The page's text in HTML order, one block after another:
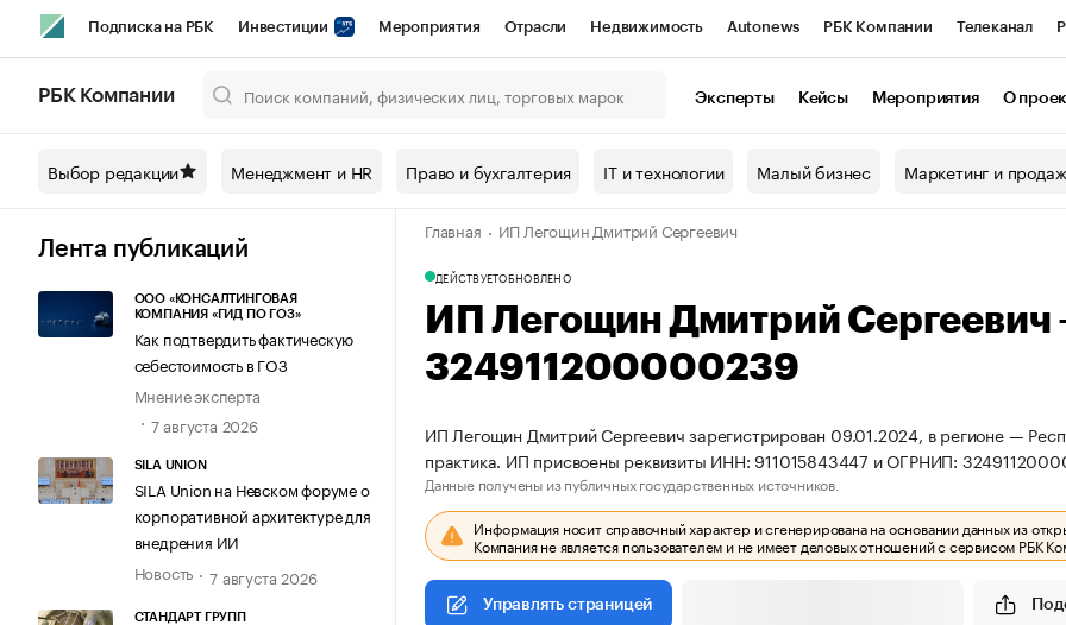
Подписка на РБК Инвестиции Мероприятия Отрасли Недвижимость Autonews РБК Компании Телеканал
Спецпроекты СПб Конференции СПб Спецпроекты Проверка контрагентов
Технологии и медиа Рынок наличной валюты
РБК Компании Эксперты Кейсы Мероприятия О
Выбор редакции Менеджмент и HR Право и бухгалтерия IT и технологии Малый бизнес Маркетинг и
Лента публикаций
ООО «КОНСАЛТИНГОВАЯ
КОМПАНИЯ «ГИД ПО ГОЗ»
Как подтвердить фактическую
себестоимость в ГОЗ
Мнение эксперта
7 августа 2026
SILA UNION
SILA Union на Невском форуме о
корпоративной архитектуре для
внедрения ИИ
Новость
7 августа 2026
СТАНДАРТ ГРУПП
Главная ИП Легощин Дмитрий Сергеевич
ДЕЙСТВУЕТОБНОВЛЕНО
ИП Легощин Дмитрий
324911200000239
ИП Легощин Дмитрий Сергеевич зарегистрирован 09.01.2024, в регионе —
практика. ИП присвоены реквизиты ИНН: 911015843447 и ОГРНИП:
Данные получены из публичных государственных источников.
Информация носит справочный характер и сгенерирована на основании данных из
Компания не является пользователем и не имеет деловых отношений с сервисом РБК
Управлять страницей